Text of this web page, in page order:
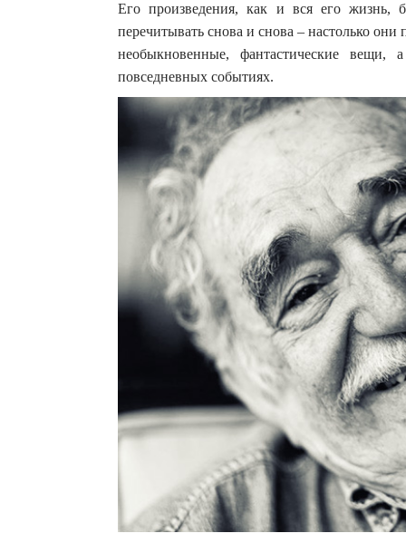
Его произведения, как и вся его жизнь,
перечитывать снова и снова – настолько
необыкновенные, фантастические
повседневных событиях.